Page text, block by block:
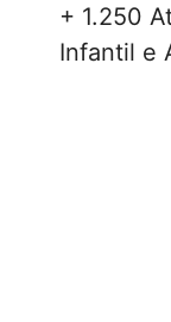
+ 1.250
Infantil e